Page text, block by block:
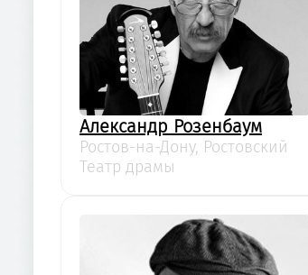
Александр Розенбаум
Ростов-на-Дону, Ростовский
Театр драмы